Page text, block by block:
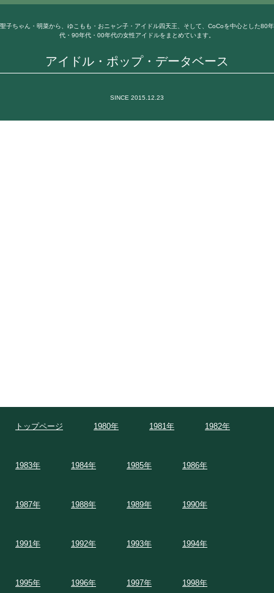
アイドル・ポップ・データベース
聖子ちゃん・明菜から、ゆこもも・おニャン子・アイドル四天王、そして、CoCoを中心とした80年
代・90年代・00年代の女性アイドルをまとめています。
SINCE 2015.12.23
トップページ 1980年 1981年 1982年
1983年 1984年 1985年 1986年
1987年 1988年 1989年 1990年
1991年 1992年 1993年 1994年
1995年 1996年 1997年 1998年